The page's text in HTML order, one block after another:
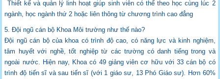
Thiết kế và quản lý linh hoạt giúp sinh viên có thể theo học cùng lúc 2
ngành, học ngànhthứ 2 hoặc liên thông từ chương trình cao đẳng
5. Đội ngũ cán bộ Khoa Môi trường như thế nào?
Đội ngũ cán bộ của khoa có trình độ cao, có năng lực và kinh nghiệm,
tâm huyết với nghề, tốt nghiệp từ các trường có danh tiếng trong và
ngoài nước. Hiện nay, Khoa có 49 giảng viên cơ hữu với 33 cán bộ có
trình độ tiến sĩ và sau tiến sĩ (với 1 giáo sư, 13 Phó Giáo sư). Hơn 60%